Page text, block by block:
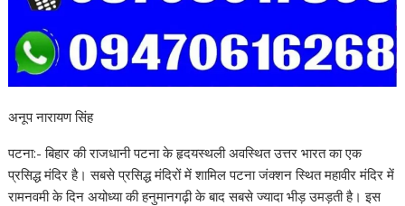
अनूप नारायण सिंह
पटना:- बिहार की राजधानी पटना के हृदयस्थली अवस्थित उत्तर भारत का एक
प्रसिद्ध मंदिर है। सबसे प्रसिद्ध मंदिरों में शामिल पटना जंक्शन स्थित महावीर मंदिर में
रामनवमी के दिन अयोध्या की हनुमानगढ़ी के बाद सबसे ज्यादा भीड़ उमड़ती है। इस